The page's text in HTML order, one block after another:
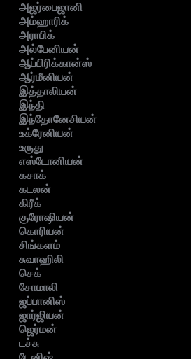
அஜர்பைஜானி
அம்ஹாரிக்
அராபிக்
அல்பேனியன்
ஆப்பிரிக்கான்ஸ்
ஆர்மீனியன்
இத்தாலியன்
இந்தி
இந்தோனேசியன்
உக்ரேனியன்
உருது
எஸ்டோனியன்
கசாக்
கடலன்
கிரீக்
குரோஷியன்
கொரியன்
சிங்களம்
சுவாஹிலி
செக்
சோமாலி
ஜப்பானிஸ்
ஜார்ஜியன்
ஜெர்மன்
டச்சு